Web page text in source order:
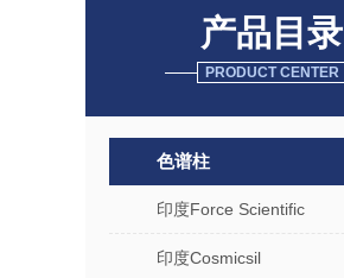
产品目录
PRODUCT CENTER
色谱柱
印度Force Scientific
印度Cosmicsil